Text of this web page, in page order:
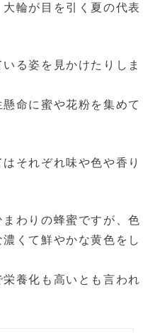
輪が目を引く夏の代表
る姿を見かけたりしま
命に蜜や花粉を集めて
それぞれ味や色や香り
わりの蜂蜜ですが、色
くて鮮やかな黄色をし
養化も高いとも言われ